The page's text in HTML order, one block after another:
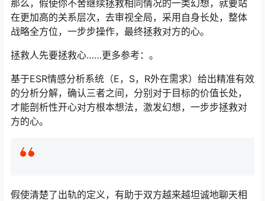
那么，假使你不舍继续拯救相同情况的一类幻想，就要站
在更加高的关系层次，去审视全局，采用自身长处，整体
战略全方位，一步步操作，最终拯救对方的心。
拯救人先要拯救心……更多参考：。
基于ESR情感分析系统（E，S，R外在需求）给出精准有效
的分析分解，确认三者之间，分别对于目标的价值长处，
才能剖析性开心对方根本想法，激发幻想，一步步拯救对
方的心。
假使清楚了出轨的定义，有助于双方越来越坦诚地聊天相